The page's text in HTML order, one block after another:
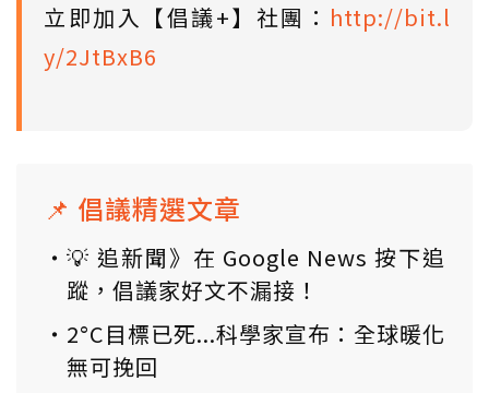
立即加入【倡議+】社團： http://bit.l
y/2JtBxB6
📌 倡議精選文章
💡 追新聞》在 Google News 按下追
蹤，倡議家好文不漏接！
2°C目標已死...科學家宣布：全球暖化
無可挽回